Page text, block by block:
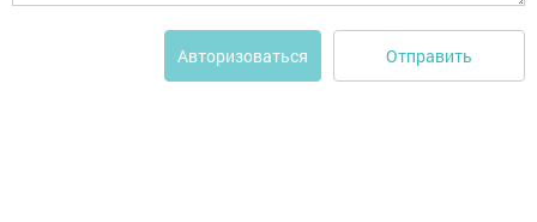
Авторизоваться Отправить